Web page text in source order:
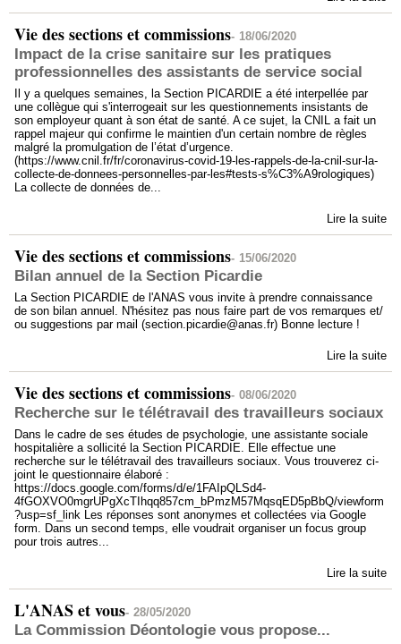
Vie des sections et commissions- 18/06/2020
Impact de la crise sanitaire sur les pratiques
professionnelles des assistants de service social
Il y a quelques semaines, la Section PICARDIE a été interpellée par
une collègue qui s'interrogeait sur les questionnements insistants de
son employeur quant à son état de santé. A ce sujet, la CNIL a fait un
rappel majeur qui confirme le maintien d'un certain nombre de règles
malgré la promulgation de l’état d’urgence.
(https://www.cnil.fr/fr/coronavirus-covid-19-les-rappels-de-la-cnil-sur-la-
collecte-de-donnees-personnelles-par-les#tests-s%C3%A9rologiques)
La collecte de données de...
Lire la suite
Vie des sections et commissions- 15/06/2020
Bilan annuel de la Section Picardie
La Section PICARDIE de l'ANAS vous invite à prendre connaissance
de son bilan annuel. N'hésitez pas nous faire part de vos remarques et/
ou suggestions par mail (section.picardie@anas.fr) Bonne lecture !
Lire la suite
Vie des sections et commissions- 08/06/2020
Recherche sur le télétravail des travailleurs sociaux
Dans le cadre de ses études de psychologie, une assistante sociale
hospitalière a sollicité la Section PICARDIE. Elle effectue une
recherche sur le télétravail des travailleurs sociaux. Vous trouverez ci-
joint le questionnaire élaboré :
https://docs.google.com/forms/d/e/1FAIpQLSd4-
4fGOXVO0mgrUPgXcTIhqq857cm_bPmzM57MqsqED5pBbQ/viewform
?usp=sf_link Les réponses sont anonymes et collectées via Google
form. Dans un second temps, elle voudrait organiser un focus group
pour trois autres...
Lire la suite
L'ANAS et vous- 28/05/2020
La Commission Déontologie vous propose...